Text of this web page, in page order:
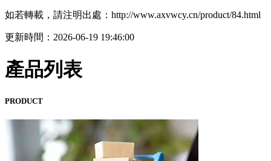
如若轉載，請注明出處：http://www.axvwcy.cn/product/84.html
更新時間：2026-06-19 19:46:00
產品列表
PRODUCT